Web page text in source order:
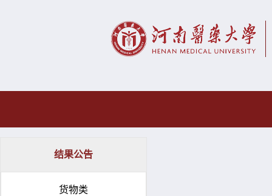
结果公告
货物类